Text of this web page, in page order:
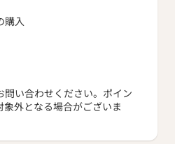
購入
問い合わせください。ポイン
外となる場合がございま